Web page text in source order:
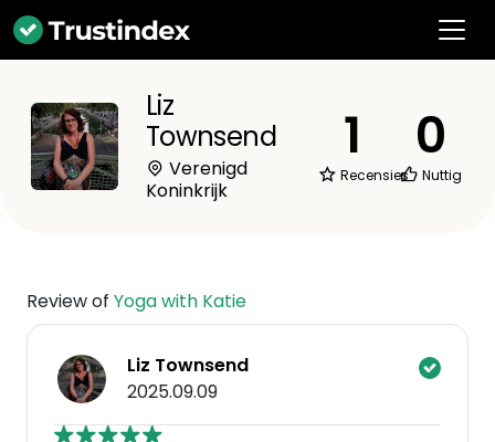
Liz
Townsend
Verenigd
Koninkrijk
1
Recensies
0
Nuttig
Review of Yoga with Katie
Liz Townsend
2025.09.09